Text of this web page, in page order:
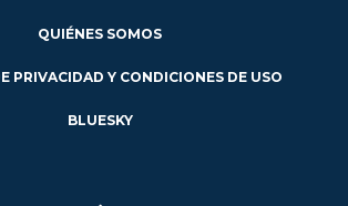
QUIÉNES SOMOS
PRIVACIDAD Y CONDICIONES DE USO
BLUESKY